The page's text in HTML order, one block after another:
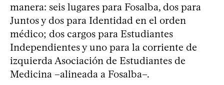
manera: seis lugares para Fosalba, dos para
Juntos y dos para Identidad en el orden
médico; dos cargos para Estudiantes
Independientes y uno para la corriente de
izquierda Asociación de Estudiantes de
Medicina –alineada a Fosalba–.